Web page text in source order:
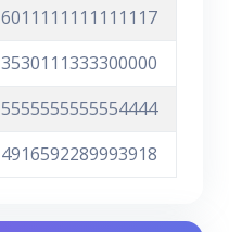
6011111111111117
3530111333300000
5555555555554444
4916592289993918